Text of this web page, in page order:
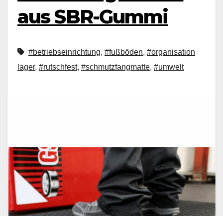
aus SBR-Gummi
#betriebseinrichtung, #fußböden, #organisation
lager, #rutschfest, #schmutzfangmatte, #umwelt